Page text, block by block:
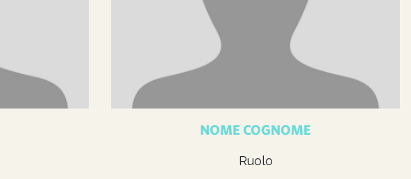
NOME COGNOME
Ruolo